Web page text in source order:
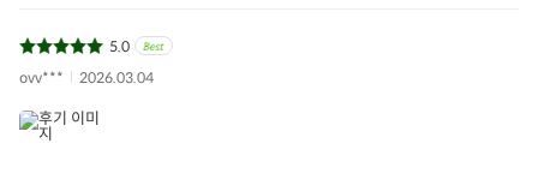
5.0
ovv***
2026.03.04